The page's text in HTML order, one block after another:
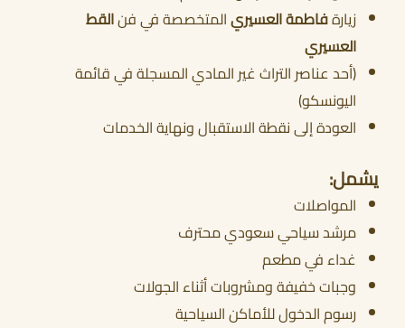
زيارةفاطمة العسيريالمتخصصة في فنالقط
العسيري
(أحد عناصر التراث غير المادي المسجلة في قائمة
اليونسكو)
العودة إلى نقطة الاستقبال ونهاية الخدمات
يشمل:
المواصلات
مرشد سياحي سعودي محترف
غداء في مطعم
وجبات خفيفة ومشروبات أثناء الجولات
رسوم الدخول للأماكن السياحية